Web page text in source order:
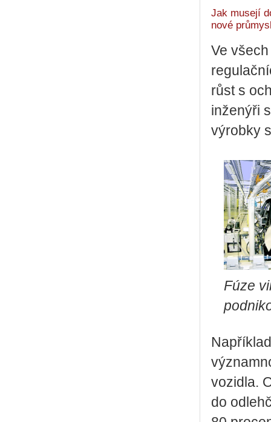
Jak musejí
nové
Ve
růst s
inženýři
výrobky
Fúze
vozidla.
do